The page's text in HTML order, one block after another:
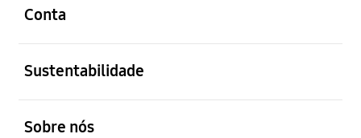
Conta
Sustentabilidade
Sobre nós